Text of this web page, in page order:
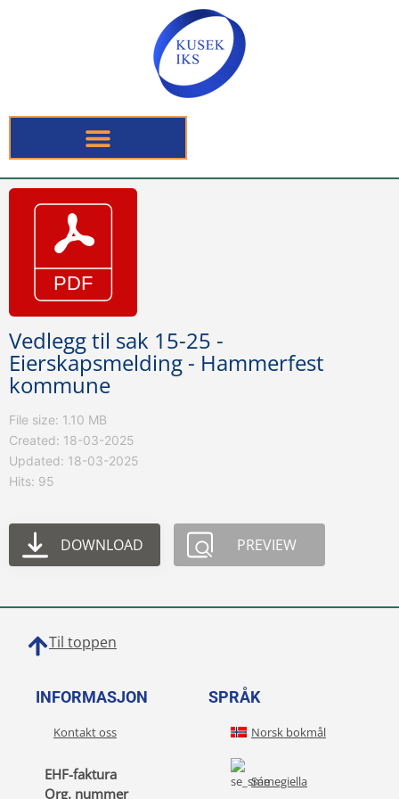
Vedlegg til sak 15-25 -
Eierskapsmelding - Hammerfest
kommune
File size: 1.10 MB
Created: 18-03-2025
Updated: 18-03-2025
Hits: 95
DOWNLOAD PREVIEW
Til toppen
INFORMASJON
Kontakt oss
EHF-faktura
Org. nummer
SPRÅK
Norsk bokmål
Sámegiella